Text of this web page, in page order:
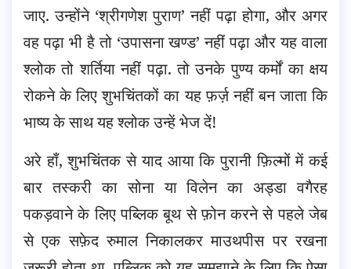
जाए. उन्होंने ‘श्रीगणेश पुराण’ नहीं पढ़ा होगा, और अगर
वह पढ़ा भी है तो ‘उपासना खण्ड’ नहीं पढ़ा और यह वाला
श्लोक तो शर्तिया नहीं पढ़ा. तो उनके पुण्य कर्मों का क्षय
रोकने के लिए शुभचिंतकों का यह फ़र्ज़ नहीं बन जाता कि
भाष्य के साथ यह श्लोक उन्हें भेज दें!
अरे हाँ, शुभचिंतक से याद आया कि पुरानी फ़िल्मों में कई
बार तस्करी का सोना या विलेन का अड्डा वगैरह
पकड़वाने के लिए पब्लिक बूथ से फ़ोन करने से पहले जेब
से एक सफ़ेद रुमाल निकालकर माउथपीस पर रखना